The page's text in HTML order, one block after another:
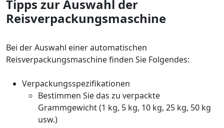
Tipps zur Auswahl der
Reisverpackungsmaschine
Bei der Auswahl einer automatischen
Reisverpackungsmaschine finden Sie Folgendes:
Verpackungsspezifikationen
Bestimmen Sie das zu verpackte
Grammgewicht (1 kg, 5 kg, 10 kg, 25 kg, 50 kg
usw.)